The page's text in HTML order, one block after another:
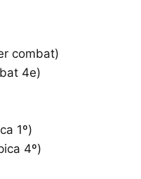
combat)
4e)
1º)
4º)